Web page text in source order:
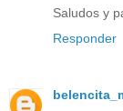
Saludos y
Responder